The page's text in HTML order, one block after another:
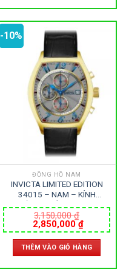
-10%
ĐỒNG HỒ NAM
INVICTA LIMITED EDITION
34015 – NAM – KÍNH
SIZE 43MM – MÁY HOA KỲ
3,150,000₫
Giá
gốc
là:
3,150,000 ₫.
2,850,000 ₫Giá
hiện
tại
là:
THÊM VÀO GIỎ HÀNG